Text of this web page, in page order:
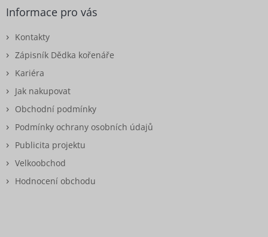
Informace pro vás
Kontakty
Zápisník Dědka kořenáře
Kariéra
Jak nakupovat
Obchodní podmínky
Podmínky ochrany osobních údajů
Publicita projektu
Velkoobchod
Hodnocení obchodu